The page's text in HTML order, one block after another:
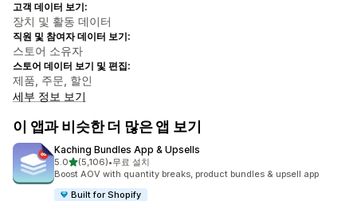
고객 데이터 보기:
장치 및 활동 데이터
직원 및 참여자 데이터 보기:
스토어 소유자
스토어 데이터 보기 및 편집:
제품, 주문, 할인
세부 정보 보기
이 앱과 비슷한 더 많은 앱 보기
Kaching Bundles App & Upsells
5.0별 5개 중
(5,106)
총 리뷰 5106개
•무료 설치
Boost AOV with quantity breaks, product bundles & upsell app
Built for Shopify